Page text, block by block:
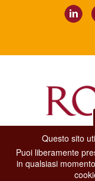
Dipartimento
Via di San
00187 Roma
Questo sito
Puoi liberamente
in qualsiasi